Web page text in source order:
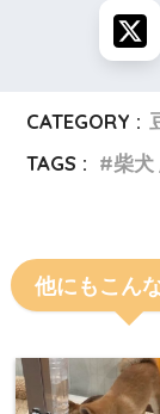
CATEGORY :
TAGS :
柴犬
他にもこん